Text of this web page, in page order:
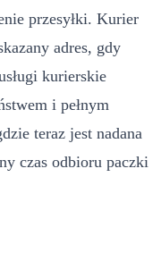
przesyłki. Kurier
adres, gdy
kurierskie
i pełnym
teraz jest nadana
czas odbioru paczki